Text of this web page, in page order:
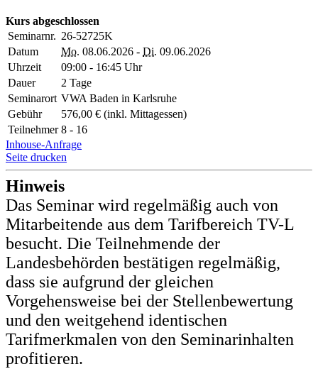
Kurs abgeschlossen
Seminarnr. 26-52725K
Datum
Mo. 08.06.2026 - Di. 09.06.2026
Uhrzeit
09:00 - 16:45 Uhr
Dauer
2 Tage
Seminarort VWA Baden in Karlsruhe
Gebühr
576,00 € (inkl. Mittagessen)
Teilnehmer 8 - 16
Inhouse-Anfrage
Seite drucken
Hinweis
Das Seminar wird regelmäßig auch von
Mitarbeitende aus dem Tarifbereich TV-L
besucht. Die Teilnehmende der
Landesbehörden bestätigen regelmäßig,
dass sie aufgrund der gleichen
Vorgehensweise bei der Stellenbewertung
und den weitgehend identischen
Tarifmerkmalen von den Seminarinhalten
profitieren.